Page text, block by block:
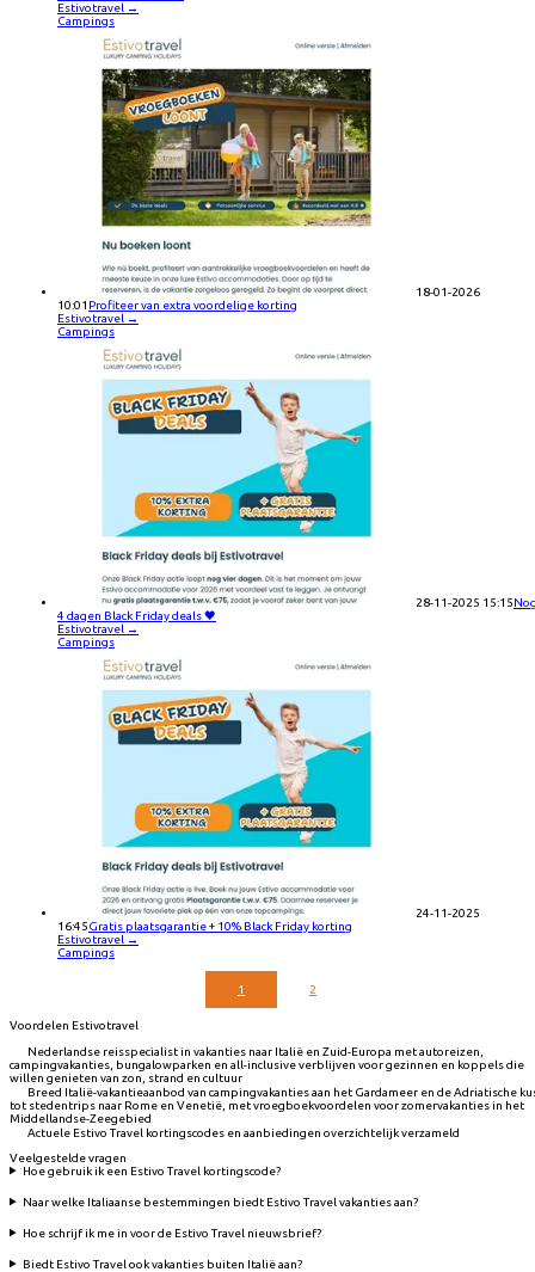
Estivotravel →
Campings
18-01-2026
10:01 Profiteer van extra voordelige korting
Estivotravel →
Campings
28-11-2025 15:15
4 dagen Black Friday deals 🖤
Estivotravel →
Campings
24-11-2025
16:45Gratis plaatsgarantie + 10% Black Friday korting
Estivotravel →
Campings
1 2
Voordelen Estivotravel
Nederlandse reisspecialist in vakanties naar Italië en Zuid-Europa met autoreizen,
campingvakanties, bungalowparken en all-inclusive verblijven voor gezinnen en koppels die
willen genieten van zon, strand en cultuur
Breed Italië-vakantieaanbod van campingvakanties aan het Gardameer en de Adriatische
tot stedentrips naar Rome en Venetië, met vroegboekvoordelen voor zomervakanties in het
Middellandse-Zeegebied
Actuele Estivo Travel kortingscodes en aanbiedingen overzichtelijk verzameld
Veelgestelde vragen
Hoe gebruik ik een Estivo Travel kortingscode?
Naar welke Italiaanse bestemmingen biedt Estivo Travel vakanties aan?
Hoe schrijf ik me in voor de Estivo Travel nieuwsbrief?
Biedt Estivo Travel ook vakanties buiten Italië aan?